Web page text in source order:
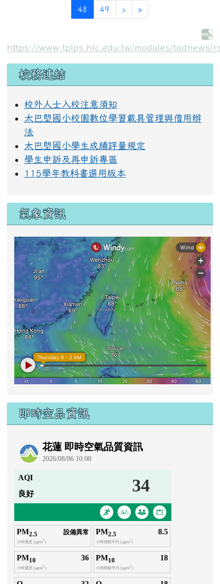
48 (目前頁次)
49 ›下一頁
»最後頁
https://www.tplps.hlc.edu.tw/modules/tadnews/
左邊區域內容
校務連結
校外人士入校注意須知
太巴塱國小校園數位學習載具管理與借用辦
法
太巴塱國小學生成績評量規定
學生申訴及再申訴專區
115學年教科書選用版本
氣象資訊
即時空品資訊